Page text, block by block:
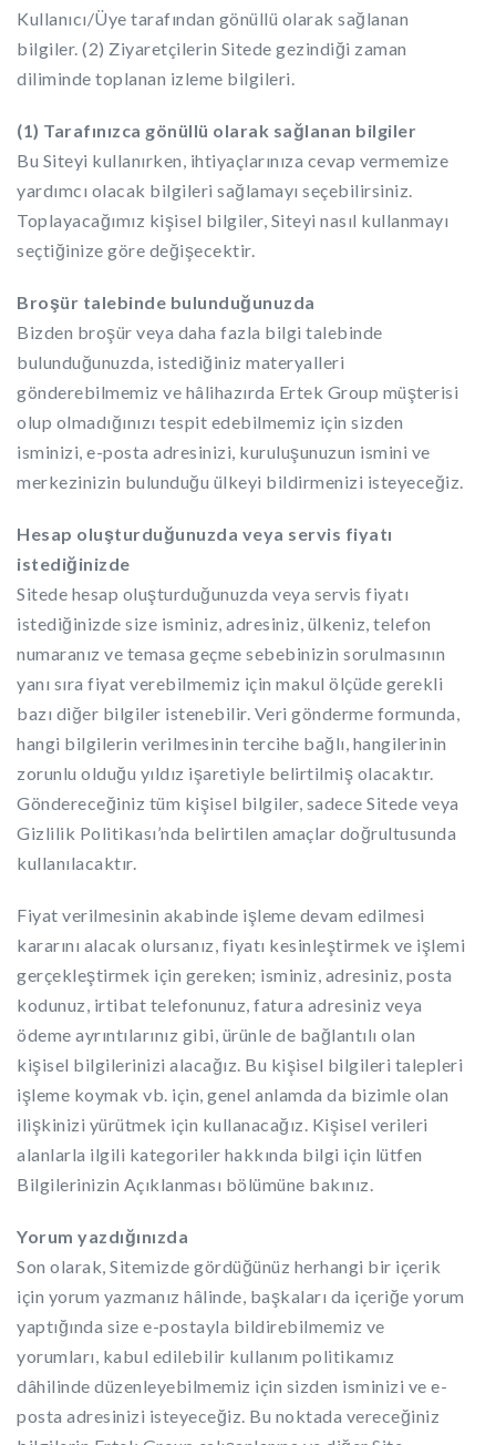
Kullanıcı/Üye tarafından gönüllü olarak sağlanan
bilgiler. (2) Ziyaretçilerin Sitede gezindiği zaman
diliminde toplanan izleme bilgileri.
(1) Tarafınızca gönüllü olarak sağlanan bilgiler
Bu Siteyi kullanırken, ihtiyaçlarınıza cevap vermemize
yardımcı olacak bilgileri sağlamayı seçebilirsiniz.
Toplayacağımız kişisel bilgiler, Siteyi nasıl kullanmayı
seçtiğinize göre değişecektir.
Broşür talebinde bulunduğunuzda
Bizden broşür veya daha fazla bilgi talebinde
bulunduğunuzda, istediğiniz materyalleri
gönderebilmemiz ve hâlihazırda Ertek Group müşterisi
olup olmadığınızı tespit edebilmemiz için sizden
isminizi, e-posta adresinizi, kuruluşunuzun ismini ve
merkezinizin bulunduğu ülkeyi bildirmenizi isteyeceğiz.
Hesap oluşturduğunuzda veya servis fiyatı
istediğinizde
Sitede hesap oluşturduğunuzda veya servis fiyatı
istediğinizde size isminiz, adresiniz, ülkeniz, telefon
numaranız ve temasa geçme sebebinizin sorulmasının
yanı sıra fiyat verebilmemiz için makul ölçüde gerekli
bazı diğer bilgiler istenebilir. Veri gönderme formunda,
hangi bilgilerin verilmesinin tercihe bağlı, hangilerinin
zorunlu olduğu yıldız işaretiyle belirtilmiş olacaktır.
Göndereceğiniz tüm kişisel bilgiler, sadece Sitede veya
Gizlilik Politikası’nda belirtilen amaçlar doğrultusunda
kullanılacaktır.
Fiyat verilmesinin akabinde işleme devam edilmesi
kararını alacak olursanız, fiyatı kesinleştirmek ve işlemi
gerçekleştirmek için gereken; isminiz, adresiniz, posta
kodunuz, irtibat telefonunuz, fatura adresiniz veya
ödeme ayrıntılarınız gibi, ürünle de bağlantılı olan
kişisel bilgilerinizi alacağız. Bu kişisel bilgileri talepleri
işleme koymak vb. için, genel anlamda da bizimle olan
ilişkinizi yürütmek için kullanacağız. Kişisel verileri
alanlarla ilgili kategoriler hakkında bilgi için lütfen
Bilgilerinizin Açıklanması bölümüne bakınız.
Yorum yazdığınızda
Son olarak, Sitemizde gördüğünüz herhangi bir içerik
için yorum yazmanız hâlinde, başkaları da içeriğe yorum
yaptığında size e-postayla bildirebilmemiz ve
yorumları, kabul edilebilir kullanım politikamız
dâhilinde düzenleyebilmemiz için sizden isminizi ve e-
posta adresinizi isteyeceğiz. Bu noktada vereceğiniz